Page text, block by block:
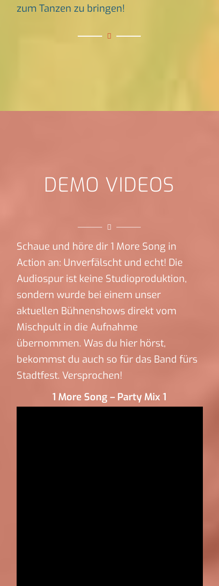
zum Tanzen zu bringen!
DEMO VIDEOS
Schaue und höre dir 1 More Song in
Action an: Unverfälscht und echt! Die
Audiospur ist keine Studioproduktion,
sondern wurde bei einem unser
aktuellen Bühnenshows direkt vom
Mischpult in die Aufnahme
übernommen. Was du hier hörst,
bekommst du auch so für das Band fürs
Stadtfest. Versprochen!
1 More Song – Party Mix 1